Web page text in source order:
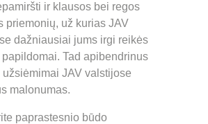
ir klausos bei regos
priemonių, už kurias JAV
dažniausiai jums irgi reikės
Tad apibendrinus
užsiėmimai JAV valstijose
malonumas.
paprastesnio būdo